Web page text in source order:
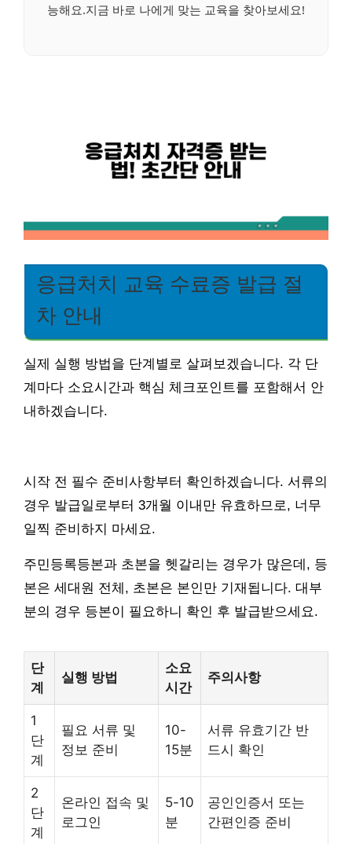
능해요.지금 바로 나에게 맞는 교육을 찾아보세요!
응급처치 교육 수료증 발급 절
차 안내
실제 실행 방법을 단계별로 살펴보겠습니다. 각 단
계마다 소요시간과 핵심 체크포인트를 포함해서 안
내하겠습니다.
시작 전 필수 준비사항부터 확인하겠습니다. 서류의
경우 발급일로부터 3개월 이내만 유효하므로, 너무
일찍 준비하지 마세요.
주민등록등본과 초본을 헷갈리는 경우가 많은데, 등
본은 세대원 전체, 초본은 본인만 기재됩니다. 대부
분의 경우 등본이 필요하니 확인 후 발급받으세요.
단
계
실행 방법
소요
시간
주의사항
1
단
계
필요 서류 및
정보 준비
10-
15분
서류 유효기간 반
드시 확인
2
단
계
온라인 접속 및
로그인
5-10
분
공인인증서 또는
간편인증 준비